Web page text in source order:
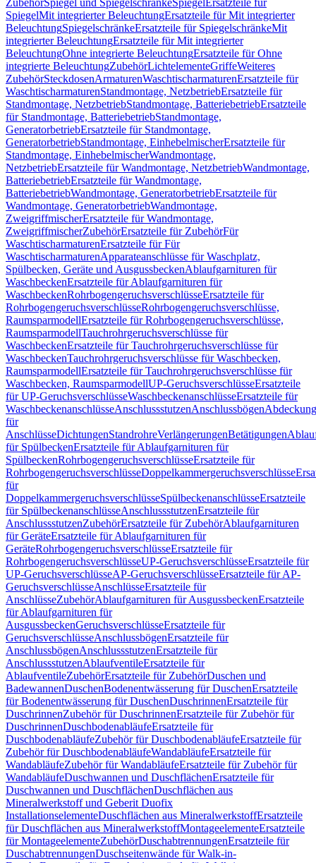
ZubehörSpiegel und SpiegelschränkeSpiegel Ersatzteile für
SpiegelMit integrierter BeleuchtungErsatzteile für Mit integrierter
BeleuchtungSpiegelschränkeErsatzteile für SpiegelschränkeMit
integrierter BeleuchtungErsatzteile für Mit integrierter
BeleuchtungOhne integrierte BeleuchtungErsatzteile für Ohne
integrierte BeleuchtungZubehörLichtelementeGriffeWeiteres
ZubehörSteckdosenArmaturenWaschtischarmaturenErsatzteile für
WaschtischarmaturenStandmontage, NetzbetriebErsatzteile für
Standmontage, NetzbetriebStandmontage, BatteriebetriebErsatzteile
für Standmontage, BatteriebetriebStandmontage,
GeneratorbetriebErsatzteile für Standmontage,
GeneratorbetriebStandmontage, EinhebelmischerErsatzteile für
Standmontage, EinhebelmischerWandmontage,
NetzbetriebErsatzteile für Wandmontage, NetzbetriebWandmontage,
BatteriebetriebErsatzteile für Wandmontage,
BatteriebetriebWandmontage, GeneratorbetriebErsatzteile für
Wandmontage, GeneratorbetriebWandmontage,
ZweigriffmischerErsatzteile für Wandmontage,
ZweigriffmischerZubehörErsatzteile für ZubehörFür
WaschtischarmaturenErsatzteile für Für
WaschtischarmaturenApparateanschlüsse für Waschplatz,
Spülbecken, Geräte und AusgussbeckenAblaufgarnituren für
WaschbeckenErsatzteile für Ablaufgarnituren für
WaschbeckenRohrbogengeruchsverschlüsseErsatzteile für
RohrbogengeruchsverschlüsseRohrbogengeruchsverschlüsse,
RaumsparmodellErsatzteile für Rohrbogengeruchsverschlüsse,
RaumsparmodellTauchrohrgeruchsverschlüsse für
WaschbeckenErsatzteile für Tauchrohrgeruchsverschlüsse für
WaschbeckenTauchrohrgeruchsverschlüsse für Waschbecken,
RaumsparmodellErsatzteile für Tauchrohrgeruchsverschlüsse für
Waschbecken, RaumsparmodellUP-GeruchsverschlüsseErsatzteile
für UP-GeruchsverschlüsseWaschbeckenanschlüsseErsatzteile für
WaschbeckenanschlüsseAnschlussstutzenAnschlussbögen
für
AnschlüsseDichtungenStandrohreVerlängerungenBetätigungen
für SpülbeckenErsatzteile für Ablaufgarnituren für
SpülbeckenRohrbogengeruchsverschlüsseErsatzteile für
RohrbogengeruchsverschlüsseDoppelkammergeruchsverschlüsse
für
DoppelkammergeruchsverschlüsseSpülbeckenanschlüsseErsatzteile
für SpülbeckenanschlüsseAnschlussstutzenErsatzteile für
AnschlussstutzenZubehörErsatzteile für ZubehörAblaufgarnituren
für GeräteErsatzteile für Ablaufgarnituren für
GeräteRohrbogengeruchsverschlüsseErsatzteile für
RohrbogengeruchsverschlüsseUP-GeruchsverschlüsseErsatzteile für
UP-GeruchsverschlüsseAP-GeruchsverschlüsseErsatzteile für AP-
GeruchsverschlüsseAnschlüsseErsatzteile für
AnschlüsseZubehörAblaufgarnituren für AusgussbeckenErsatzteile
für Ablaufgarnituren für
AusgussbeckenGeruchsverschlüsseErsatzteile für
GeruchsverschlüsseAnschlussbögenErsatzteile für
AnschlussbögenAnschlussstutzenErsatzteile für
AnschlussstutzenAblaufventileErsatzteile für
AblaufventileZubehörErsatzteile für ZubehörDuschen und
BadewannenDuschenBodenentwässerung für DuschenErsatzteile
für Bodenentwässerung für DuschenDuschrinnenErsatzteile für
DuschrinnenZubehör für DuschrinnenErsatzteile für Zubehör für
DuschrinnenDuschbodenabläufeErsatzteile für
DuschbodenabläufeZubehör für DuschbodenabläufeErsatzteile für
Zubehör für DuschbodenabläufeWandabläufeErsatzteile für
WandabläufeZubehör für WandabläufeErsatzteile für Zubehör für
WandabläufeDuschwannen und DuschflächenErsatzteile für
Duschwannen und DuschflächenDuschflächen aus
Mineralwerkstoff und Geberit Duofix
InstallationselementeDuschflächen aus MineralwerkstoffErsatzteile
für Duschflächen aus MineralwerkstoffMontageelementeErsatzteile
für MontageelementeZubehörDuschabtrennungenErsatzteile für
DuschabtrennungenDuschseitenwände für Walk-in-